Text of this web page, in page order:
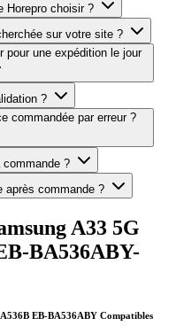
Horepro choisir ?
sur votre site ?
pour une expédition le jour
?
commandée par erreur ?
?
après commande ?
A33 5G
BA536ABY-
EB-BA536ABY Compatibles